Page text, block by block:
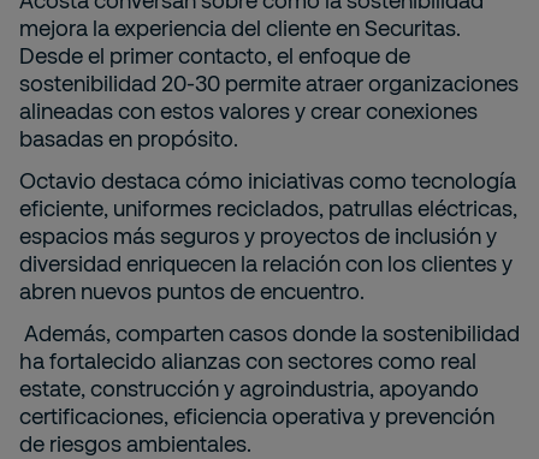
mejora la experiencia del cliente en Securitas.
Desde el primer contacto, el enfoque de
sostenibilidad 20-30 permite atraer organizaciones
alineadas con estos valores y crear conexiones
basadas en propósito.
Octavio destaca cómo iniciativas como tecnología
eficiente, uniformes reciclados, patrullas eléctricas,
espacios más seguros y proyectos de inclusión y
diversidad enriquecen la relación con los clientes y
abren nuevos puntos de encuentro.
Además, comparten casos donde la sostenibilidad
ha fortalecido alianzas con sectores como real
estate, construcción y agroindustria, apoyando
certificaciones, eficiencia operativa y prevención
de riesgos ambientales.